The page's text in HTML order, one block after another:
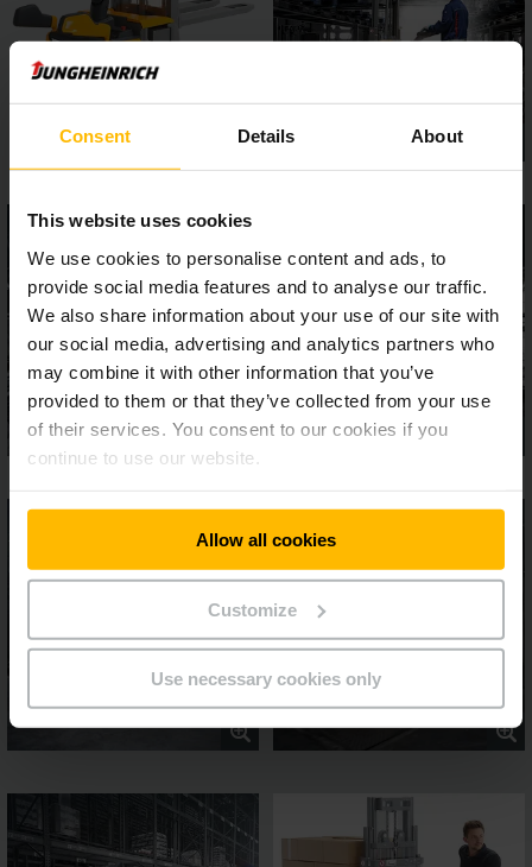
Consent Details About
This website uses cookies
We use cookies to personalise content and ads, to
provide social media features and to analyse our traffic.
We also share information about your use of our site with
our social media, advertising and analytics partners who
may combine it with other information that you’ve
provided to them or that they’ve collected from your use
of their services. You consent to our cookies if you
continue to use our website.
Allow all cookies
Customize
Use necessary cookies only
akkumulátorokból nyerhető.